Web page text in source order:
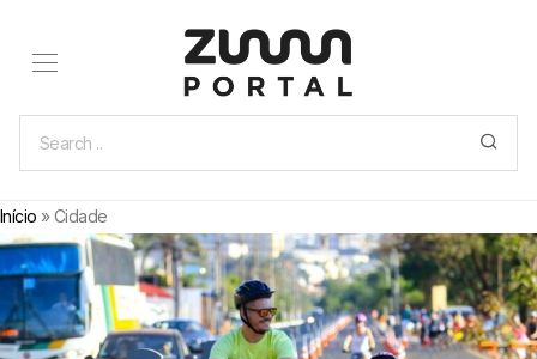
Início »Cidade